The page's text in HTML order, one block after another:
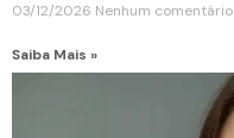
03/12/2026 Nenhum comentário
Saiba Mais »